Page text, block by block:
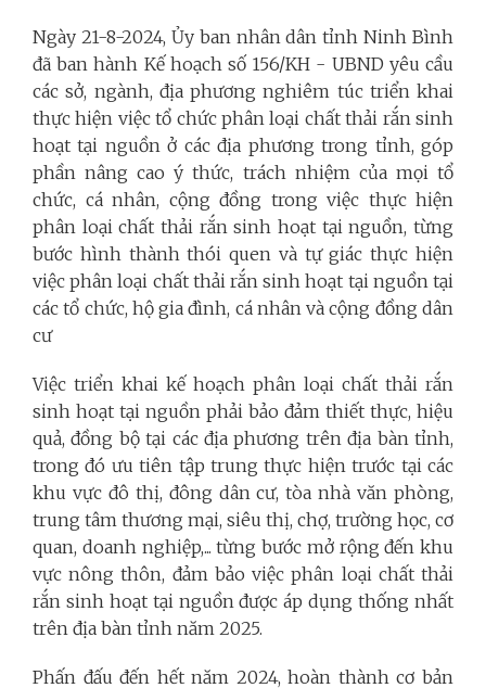
Ngày 21-8-2024, Ủy ban nhân dân tỉnh Ninh Bình
đã ban hành Kế hoạch số 156/KH - UBND yêu cầu
các sở, ngành, địa phương nghiêm túc triển khai
thực hiện việc tổ chức phân loại chất thải rắn sinh
hoạt tại nguồn ở các địa phương trong tỉnh, góp
phần nâng cao ý thức, trách nhiệm của mọi tổ
chức, cá nhân, cộng đồng trong việc thực hiện
phân loại chất thải rắn sinh hoạt tại nguồn, từng
bước hình thành thói quen và tự giác thực hiện
việc phân loại chất thải rắn sinh hoạt tại nguồn tại
các tổ chức, hộ gia đình, cá nhân và cộng đồng dân
cư
Việc triển khai kế hoạch phân loại chất thải rắn
sinh hoạt tại nguồn phải bảo đảm thiết thực, hiệu
quả, đồng bộ tại các địa phương trên địa bàn tỉnh,
trong đó ưu tiên tập trung thực hiện trước tại các
khu vực đô thị, đông dân cư, tòa nhà văn phòng,
trung tâm thương mại, siêu thị, chợ, trường học, cơ
quan, doanh nghiệp,... từng bước mở rộng đến khu
vực nông thôn, đảm bảo việc phân loại chất thải
rắn sinh hoạt tại nguồn được áp dụng thống nhất
trên địa bàn tỉnh năm 2025.
Phấn đấu đến hết năm 2024, hoàn thành cơ bản